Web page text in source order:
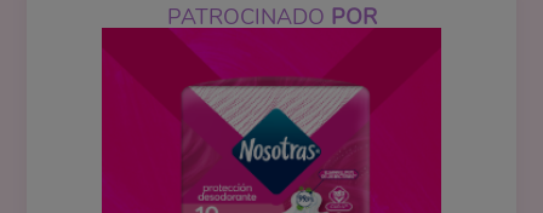
PATROCINADO POR